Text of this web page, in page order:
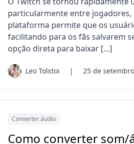
particularmente entre
plataforma permite que os
facilitando para os fãs salvarem
opção direta para baixar […]
Leo Tolstoi | 25 de
Converter áudio
Como converter som/